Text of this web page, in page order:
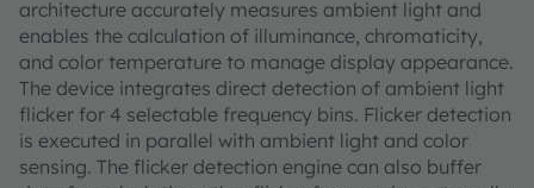
architecture accurately measures ambient light and
enables the calculation of illuminance, chromaticity,
and color temperature to manage display appearance.
The device integrates direct detection of ambient light
flicker for 4 selectable frequency bins. Flicker detection
is executed in parallel with ambient light and color
sensing. The flicker detection engine can also buffer